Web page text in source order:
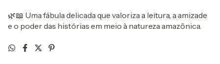
🌿📖 Uma fábula delicada que valoriza a leitura, a amizade
e o poder das histórias em meio à natureza amazônica.